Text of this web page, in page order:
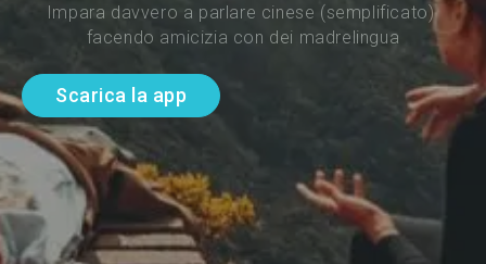
Impara davvero a parlare cinese (semplificato)
facendo amicizia con dei madrelingua
Scarica la app